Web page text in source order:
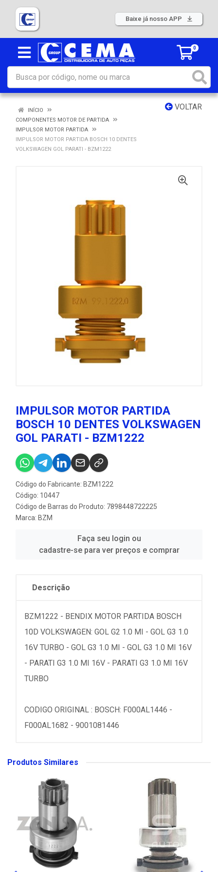
Baixe já nosso APP
0
VOLTAR
INÍCIO
COMPONENTES MOTOR DE PARTIDA
IMPULSOR MOTOR PARTIDA
IMPULSOR MOTOR PARTIDA BOSCH 10 DENTES
VOLKSWAGEN GOL PARATI - BZM1222
IMPULSOR MOTOR PARTIDA
BOSCH 10 DENTES VOLKSWAGEN
GOL PARATI - BZM1222
Código do Fabricante: BZM1222
Código: 10447
Código de Barras do Produto: 7898448722225
Marca: BZM
Faça seu login ou
cadastre-se para ver preços e comprar
Descrição
BZM1222 - BENDIX MOTOR PARTIDA BOSCH
10D VOLKSWAGEN: GOL G2 1.0 MI - GOL G3 1.0
16V TURBO - GOL G3 1.0 MI - GOL G3 1.0 MI 16V
- PARATI G3 1.0 MI 16V - PARATI G3 1.0 MI 16V
TURBO
CODIGO ORIGINAL : BOSCH: F000AL1446 -
F000AL1682 - 9001081446
Produtos Similares